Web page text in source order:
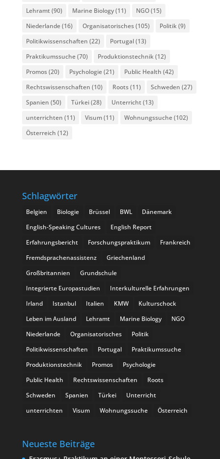
Lehramt (90) Marine Biology(11) NGO(15)
Niederlande(16) Organisatorisches(105) Politik (9)
Politikwissenschaften (22) Portugal(13)
Praktikumssuche(70) Produktionstechnik (12)
Promos(20) Psychologie(21) Public Health (42)
Rechtswissenschaften (10) Roots(11) Schweden (27)
Spanien (50) Türkei(28) Unterricht (13)
unterrichten (11) Visum(11) Wohnungssuche(102)
Österreich (12)
Schlagwörter
Belgien Biologie Brüssel BWL
Dänemark
English-Speaking Cultures
English Report
Erfahrungsbericht
Forschungspraktikum
Frankreich
Fremdsprachenassistenz
Griechenland
Großbritannien
Grundschule
Integrierte Europastudien
Interkulturelle Erfahrungen
Irland
Istanbul Italien KMW
Kulturschock
Leben im Ausland
Lehramt Marine Biology
NGO
Niederlande
Organisatorisches
Politik
Politikwissenschaften
Portugal
Praktikumssuche
Produktionstechnik
Promos
Psychologie
Public Health
Rechtswissenschaften
Roots
Schweden
Spanien Türkei
Unterricht
unterrichten
Visum Wohnungssuche Österreich
Neueste Beiträge